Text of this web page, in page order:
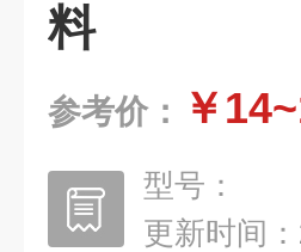
料
参考价： ￥
型号：
更新时间：